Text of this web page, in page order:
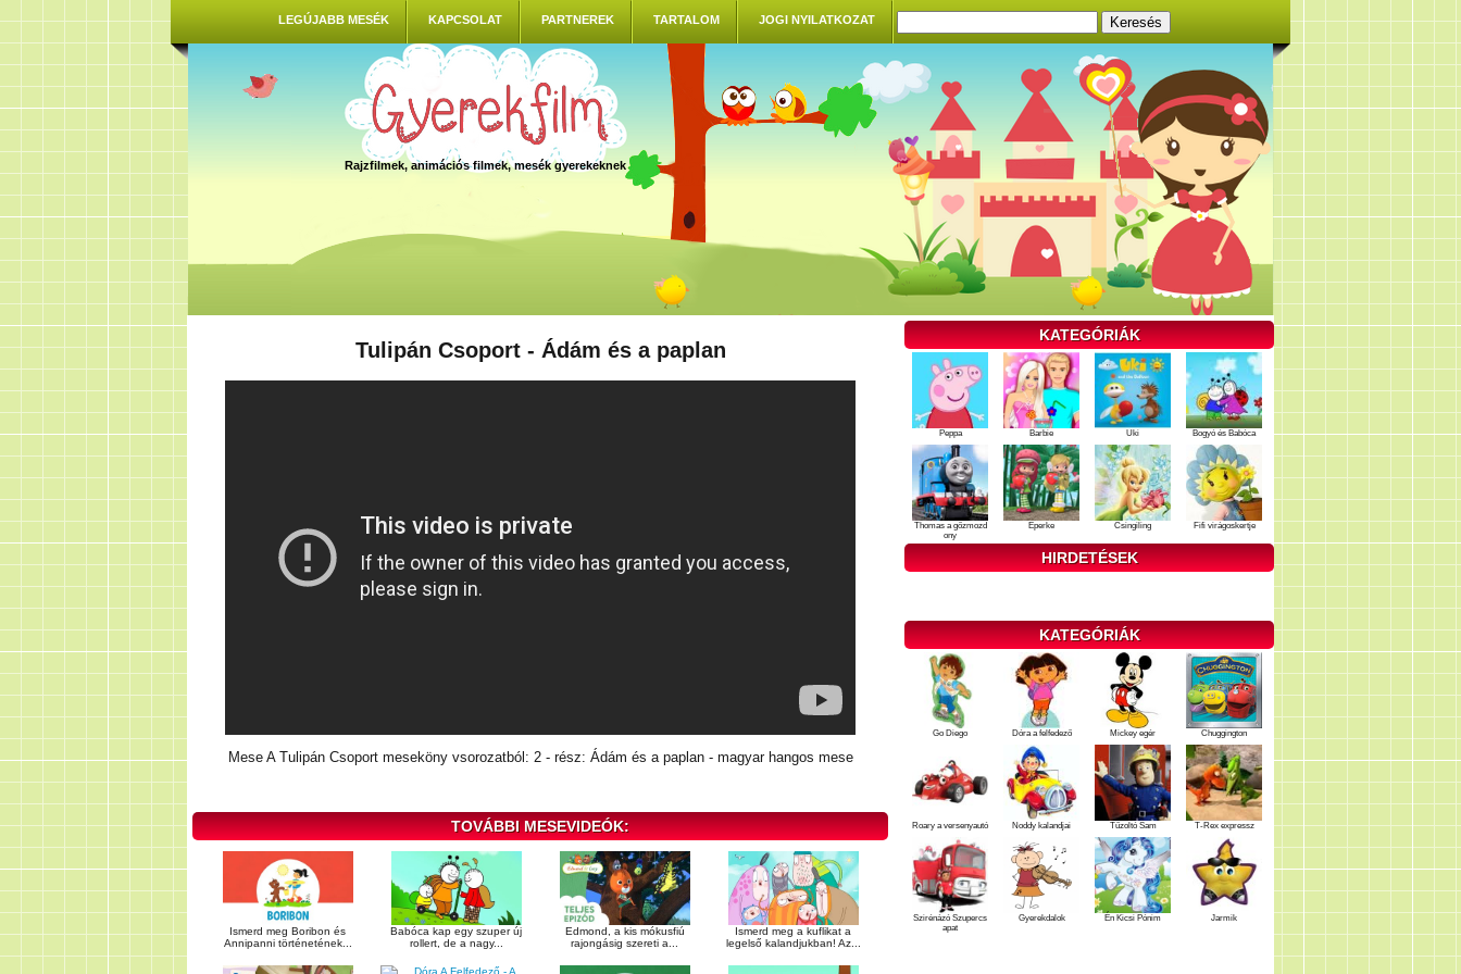
LEGÚJABB MESÉK KAPCSOLAT PARTNEREK TARTALOM JOGI NYILATKOZAT
Rajzfilmek, animációs filmek, mesék gyerekeknek
Tulipán Csoport - Ádám és a paplan
Mese A Tulipán Csoport meseköny vsorozatból: 2 - rész: Ádám és a paplan - magyar hangos mese
TOVÁBBI MESEVIDEÓK:
Ismerd meg Boribon és
Annipanni történetének...
Babóca kap egy szuper új
rollert, de a nagy...
Edmond, a kis mókusfiú
rajongásig szereti a...
Ismerd meg a kuflikat a
legelső kalandjukban! Az...
KATEGÓRIÁK
Peppa Barbie Uki Bogyó és Babóca
Thomas a gőzmozd
ony
Eperke Csingiling Fifi virágoskertje
HIRDETÉSEK
KATEGÓRIÁK
Go Diego Dóra a felfedező Mickey egér Chuggington
Roary a versenyautó Noddy kalandjai Tűzoltó Sam T-Rex expressz
Szirénázó Szupercs
apat
Gyerekdalok Én Kicsi Pónim Jarmik